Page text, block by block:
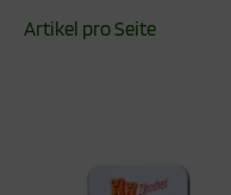
Artikel pro Seite